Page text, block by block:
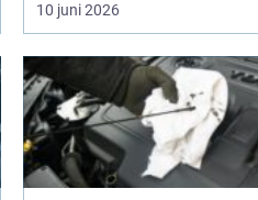
10 juni 2026